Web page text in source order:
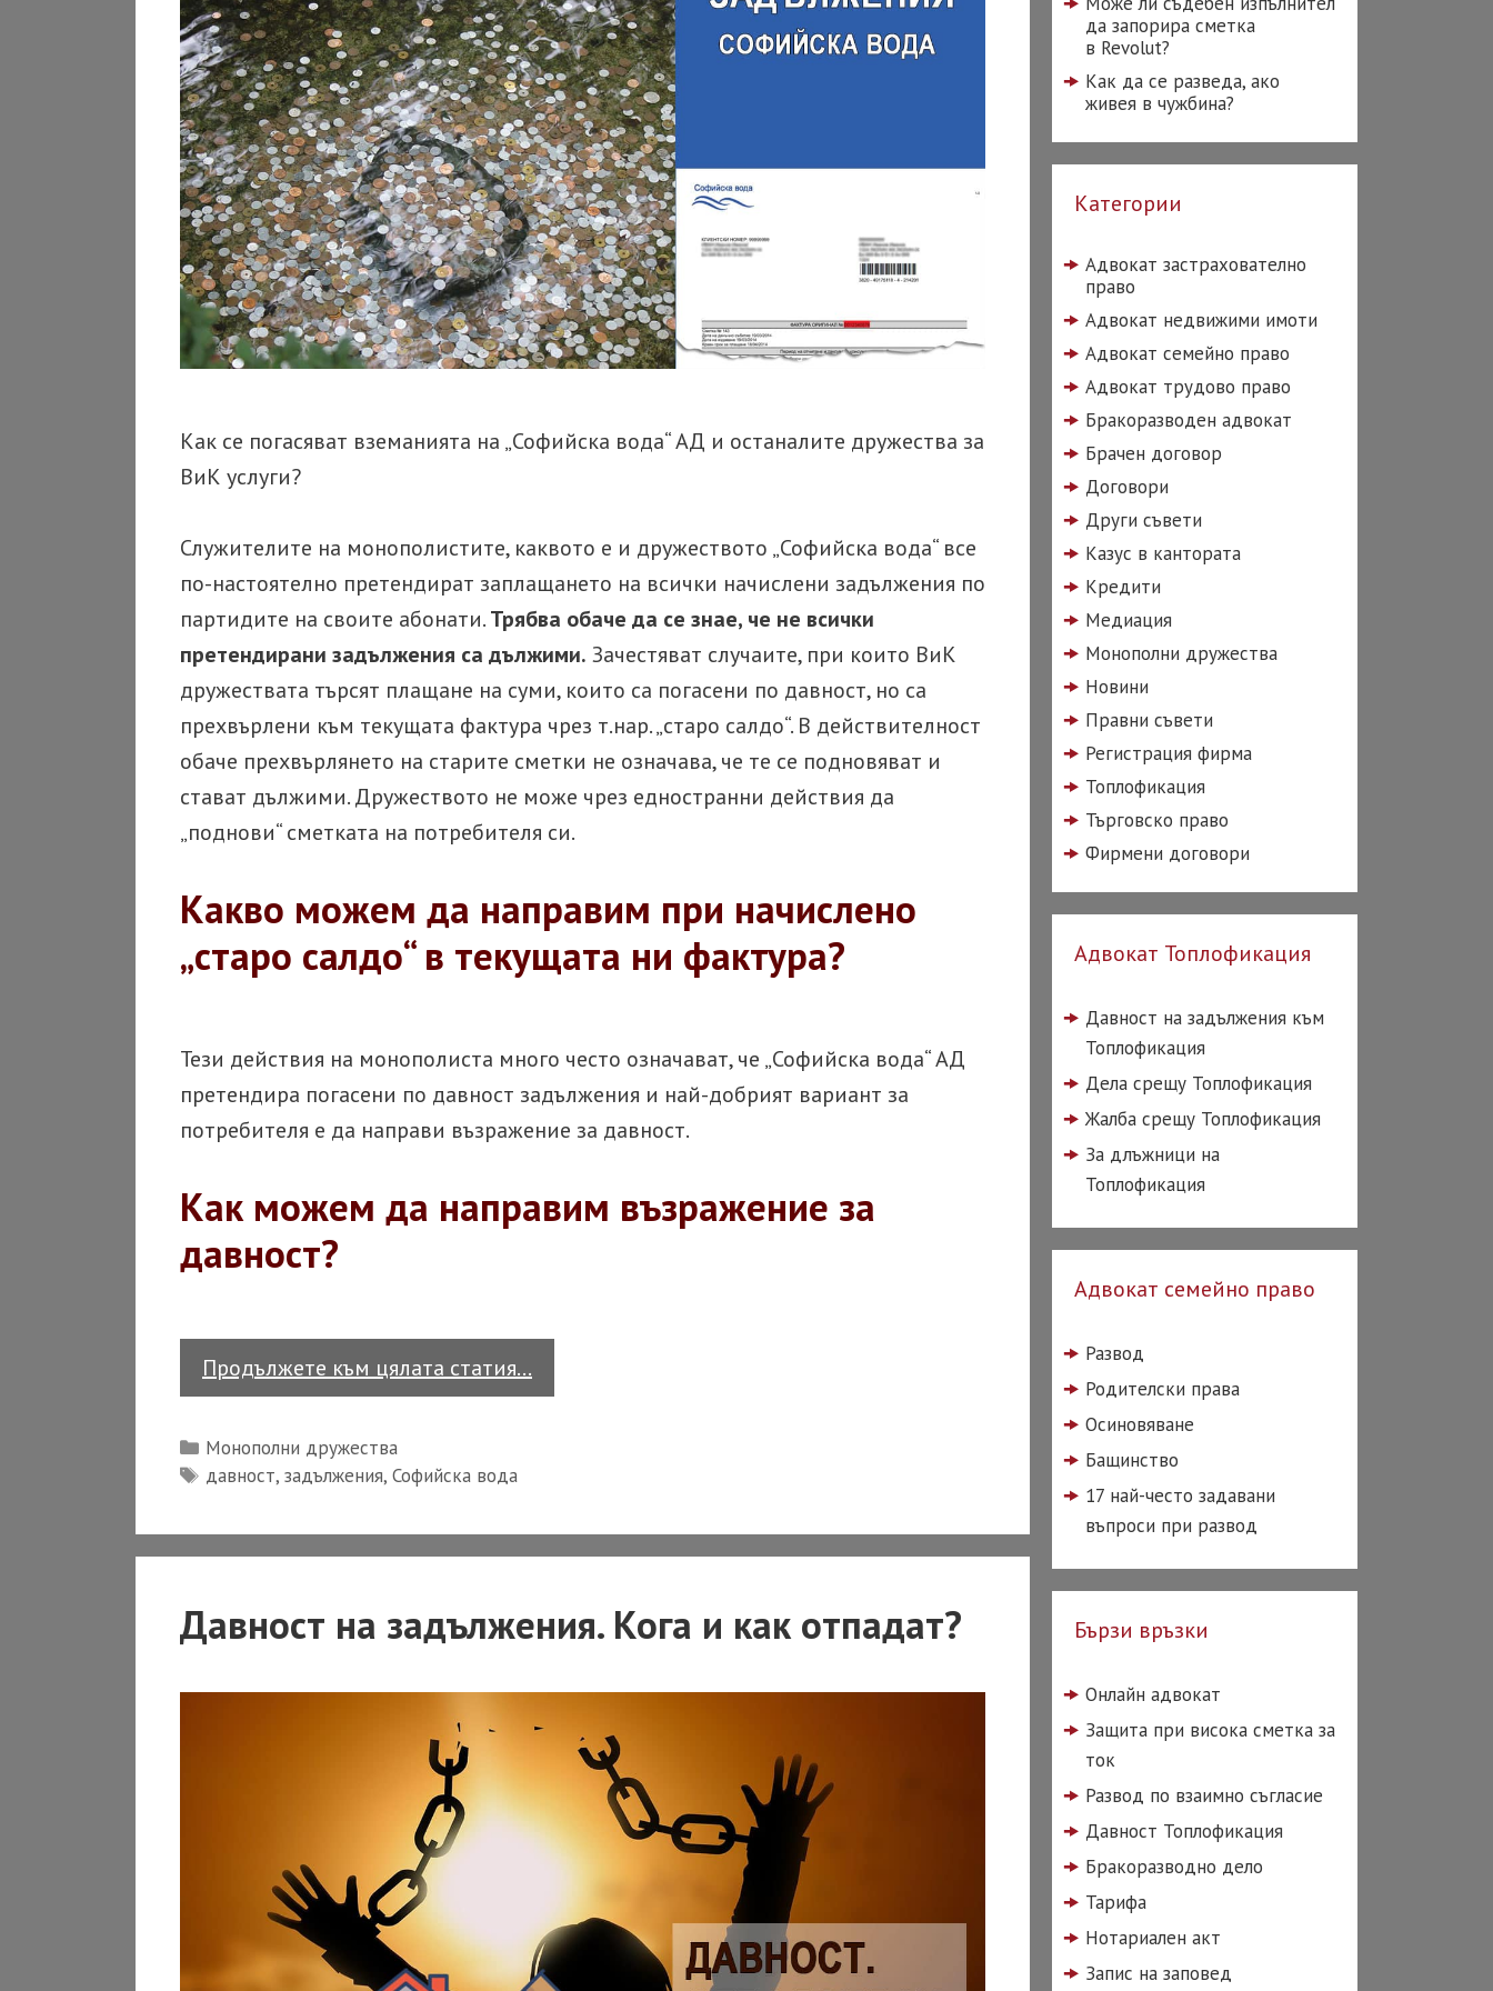
Как се погасяват вземанията на „Софийска вода“ АД и останалите дружества за
ВиК услуги?
Служителите на монополистите, каквото е и дружеството „Софийска вода“ все
по-настоятелно претендират заплащането на всички начислени задължения по
партидите на своите абонати.Трябва обаче да се знае, че не всички
претендирани задължения са дължими. Зачестяват случаите, при които ВиК
дружествата търсят плащане на суми, които са погасени по давност, но са
прехвърлени към текущата фактура чрез т.нар. „старо салдо“. В действителност
обаче прехвърлянето на старите сметки не означава, че те се подновяват и
стават дължими. Дружеството не може чрез едностранни действия да
„поднови“ сметката на потребителя си.
Какво можем да направим при начислено
„старо салдо“ в текущата ни фактура?
Тези действия на монополиста много често означават, че „Софийска вода“ АД
претендира погасени по давност задължения и най-добрият вариант за
потребителя е да направи възражение за давност.
Как можем да направим възражение за
давност?
Продължете към цялата статия…
към
Categories
Монополни дружества
Tags
давност,задължения,Софийска вода
Давност на задължения. Кога и как отпадат?
да запорира сметка
в Revolut?
Как да се разведа, ако
живея в чужбина?
Категории
Адвокат застрахователно
право
Адвокат недвижими имоти
Адвокат семейно право
Адвокат трудово право
Бракоразводен адвокат
Брачен договор
Договори
Други съвети
Казус в кантората
Кредити
Медиация
Монополни дружества
Новини
Правни съвети
Регистрация фирма
Топлофикация
Търговско право
Фирмени договори
Адвокат Топлофикация
Давност на задължения към
Топлофикация
Дела срещу Топлофикация
Жалба срещу Топлофикация
За длъжници на
Топлофикация
Адвокат семейно право
Развод
Родителски права
Осиновяване
Бащинство
17 най-често задавани
въпроси при развод
Бързи връзки
Онлайн адвокат
Защита при висока сметка за
ток
Развод по взаимно съгласие
Давност Топлофикация
Бракоразводно дело
Тарифа
Нотариален акт
Запис на заповед